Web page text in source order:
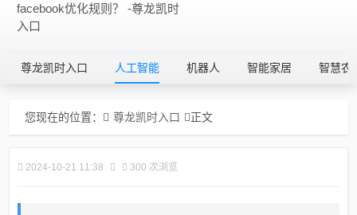
facebook优化规则？ -尊龙凯时
入口
尊龙凯时入口 人工智能 机器人 智能家居 智慧农
您现在的位置： 尊龙凯时入口 正文
2024-10-21 11:38 300 次浏览